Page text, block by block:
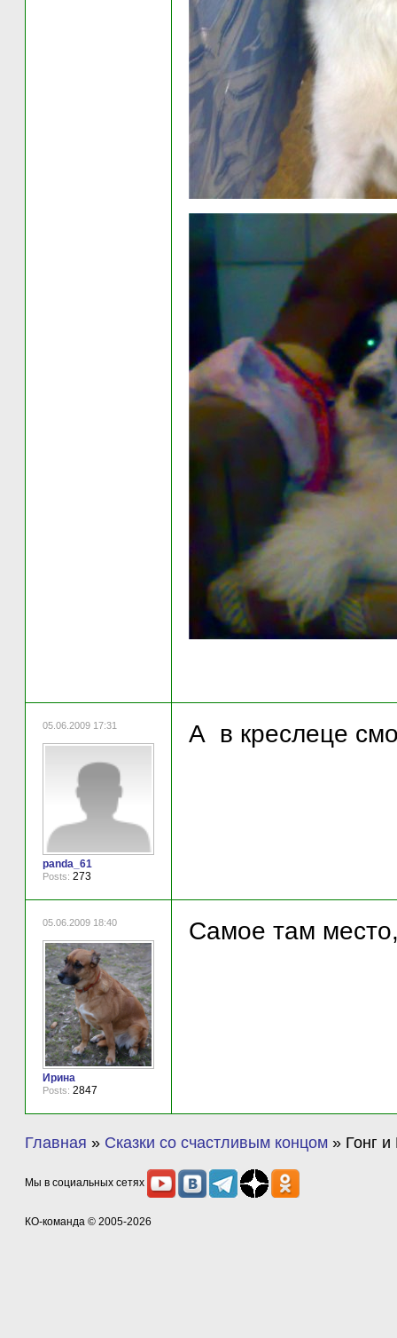
05.06.2009 17:31
panda_61
Posts: 273
А в креслеце
05.06.2009 18:40
Ирина
Posts: 2847
Самое там
Главная » Сказки со счастливым концом » Гонг и
Мы в социальных сетях
КО-команда © 2005-2026